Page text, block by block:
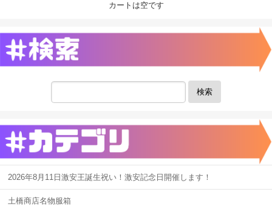
カートは空です
検索
2026年8月11日激安王誕生祝い！激安記念日開催します！
土橋商店名物服箱